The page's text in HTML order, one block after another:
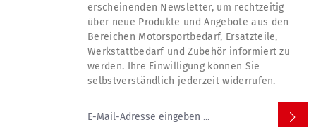
erscheinenden Newsletter, um rechtzeitig
über neue Produkte und Angebote aus den
Bereichen Motorsportbedarf, Ersatzteile,
Werkstattbedarf und Zubehör informiert zu
werden. Ihre Einwilligung können Sie
selbstverständlich jederzeit widerrufen.